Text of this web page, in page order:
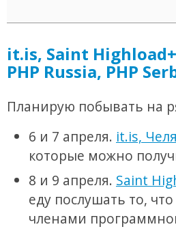
it.is, Saint
PHP Russia, PHP
Планирую побывать на
6 и 7 апреля. it.is,
которые можно
8 и 9 апреля. Saint
еду послушать то,
членами